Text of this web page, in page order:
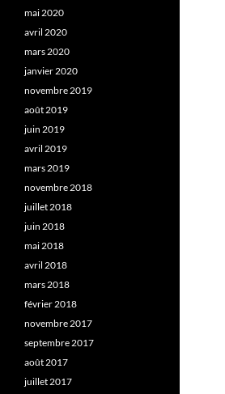
mai 2020
avril 2020
mars 2020
janvier 2020
novembre 2019
août 2019
juin 2019
avril 2019
mars 2019
novembre 2018
juillet 2018
juin 2018
mai 2018
avril 2018
mars 2018
février 2018
novembre 2017
septembre 2017
août 2017
juillet 2017